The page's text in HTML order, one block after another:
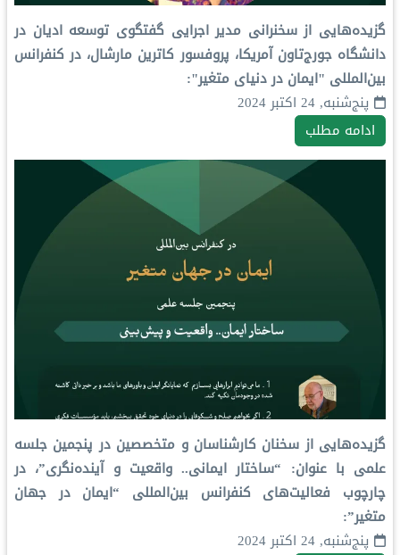
گزیده‌هایی از سخنرانی مدیر اجرایی گفتگوی توسعه ادیان در
دانشگاه جورج‌تاون آمریکا، پروفسور کاترین مارشال، در کنفرانس
بین‌المللی "ایمان در دنیای متغیر":
پنج‌شنبه, 24 اکتبر 2024
ادامه مطلب
گزیده‌هایی از سخنان کارشناسان و متخصصین در پنجمین جلسه
علمی با عنوان: “ساختار ایمانی.. واقعیت و آینده‌نگری”، در
چارچوب فعالیت‌های کنفرانس بین‌المللی “ایمان در جهان
متغیر”:
پنج‌شنبه, 24 اکتبر 2024